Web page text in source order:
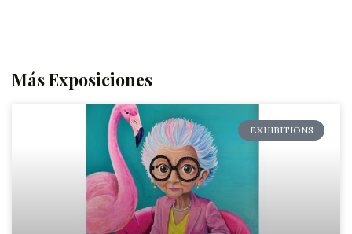
Más Exposiciones
EXHIBITIONS